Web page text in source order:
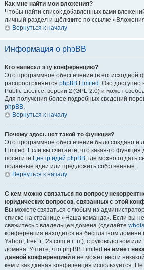
Как мне найти мои вложения?
Чтобы найти список добавленных вами
личный раздел и щёлкните по ссылке
Вернуться к началу
Информация о phpBB
Кто написал эту конференцию?
Это программное обеспечение (в его исходной
распространяется phpBB Limited . Оно доступно
Public Licence, версии 2 (GPL-2.0) и может
Для получения более подробных сведений
phpBB.
Вернуться к началу
Почему здесь нет такой-то функции?
Это программное обеспечение было создано и
Limited. Если вы считаете, что какая-то
посетите Центр идей phpBB, где можно отдать
поданные идеи или предложить собственные.
Вернуться к началу
С кем можно связаться по вопросу
юридических вопросов, связанных с этой
Вы можете связаться с любым из
списке на странице «Наша команда». Если вы
свяжитесь с владельцем домена (сделайте
конференция находится на бесплатном домене
Yahoo!, free.fr, f2s.com и т. п.), с руководством
домена. Учтите, что phpBB Limited не имеет
данной конференцией и не может нести
кем и как данная конференция используется.